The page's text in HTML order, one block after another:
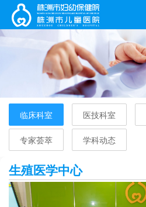
临床科室 医技科室
专家荟萃 学科动态
生殖医学中心